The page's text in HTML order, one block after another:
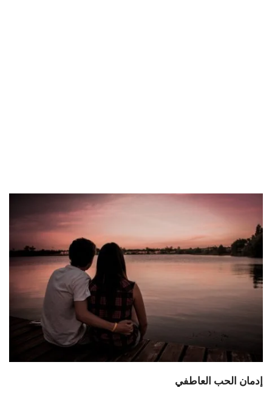
إدمان الحب العاطفي